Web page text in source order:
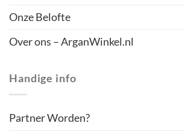
Onze Belofte
Over ons – ArganWinkel.nl
Handige info
Partner Worden?